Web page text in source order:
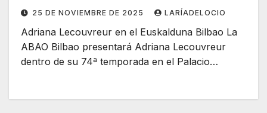
25 DE NOVIEMBRE DE 2025 LARÍADELOCIO
Adriana Lecouvreur en el Euskalduna Bilbao La
ABAO Bilbao presentará Adriana Lecouvreur
dentro de su 74ª temporada en el Palacio…